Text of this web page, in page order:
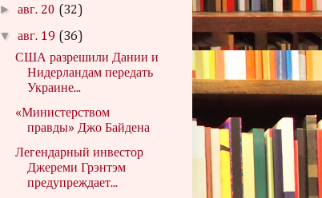
►авг. 20 (32)
▼авг. 19 (36)
США разрешили Дании и
Нидерландам передать
Украине...
«Министерством
правды» Джо Байдена
Легендарный инвестор
Джереми Грэнтэм
предупреждает...